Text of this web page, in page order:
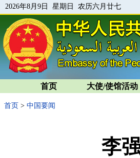
2026年8月9日 星期日 农历六月廿七
首页 大使/使馆活动
首页 > 中国要闻
李